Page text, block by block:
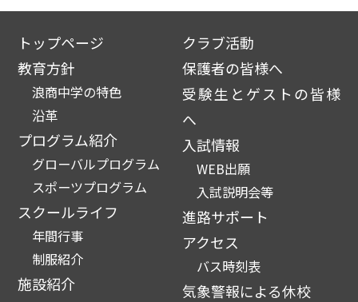
トップページ
教育方針
浪商中学の特色
沿革
プログラム紹介
グローバルプログラム
スポーツプログラム
スクールライフ
年間行事
制服紹介
施設紹介
クラブ活動
保護者の皆様へ
受験生とゲストの皆様
へ
入試情報
WEB出願
入試説明会等
進路サポート
アクセス
バス時刻表
気象警報による休校